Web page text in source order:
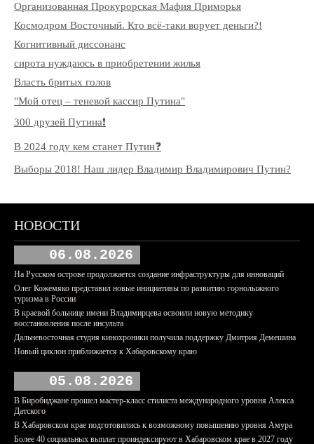
Организованная Прокурорская Мафия Приморья
Космодром Восточный. Кто всё-таки ворует деньги?!
Когнитивный диссонанс
сирота нуждаюсь в приобретении жилья
Власть бритых голов
"Мой отец – теневой кассир Путина"
300 друзей Путина❗️
В 2024 году кем станет Путин❓
Выборы 2018! Наш лидер Владимир Владимирович Путин?
НОВОСТИ
06.08.2026
На Русском острове продолжается создание инфраструктуры для инноваций
Олег Кожемяко представил новые инициативы по развитию горнолыжного
туризма в России
В краевой больнице имени Владимирцева освоили новую методику
восстановления после инсульта
Дальневосточная студия кинохроники получила поддержку Дмитрия Демешина
Новый циклон приближается к Хабаровскому краю
05.08.2026
В Биробиджане прошел мастер-класс стилиста международного уровня Алекса
Датского
В Хабаровском крае подготовились к возможному повышению уровня Амура
Более 40 социальных выплат проиндексируют в Хабаровском крае в 2027 году